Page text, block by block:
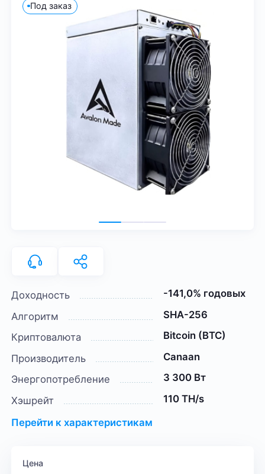
Под заказ
Доходность
-141,0% годовых
Алгоритм
SHA-256
Криптовалюта
Bitcoin (BTC)
Производитель
Canaan
Энергопотребление
3 300 Вт
Хэшрейт
110 TH/s
Перейти к характеристикам
Цена